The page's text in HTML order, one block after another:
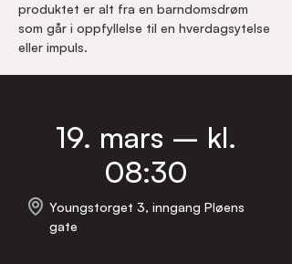
produktet er alt fra en barndomsdrøm
som går i oppfyllelse til en hverdagsytelse
eller impuls.
19. mars – kl.
08:30
Youngstorget 3, inngang Pløens
gate